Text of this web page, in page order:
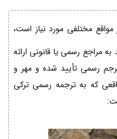
مختلفی مورد نیاز است،
مراجع رسمی یا قانونی ارائه
رسمی تأیید شده و مهر و
که به ترجمه رسمی ترکی